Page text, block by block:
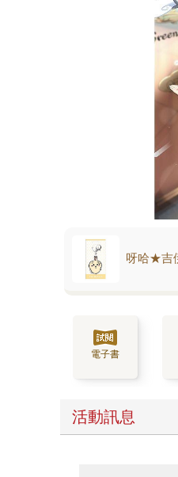
呀哈★吉
電子書
活動訊息
金石堂2026海